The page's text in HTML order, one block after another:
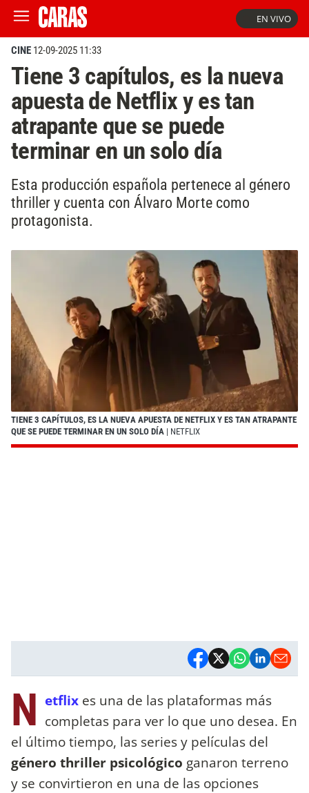
EN VIVO
CINE 12-09-2025 11:33
Tiene 3 capítulos, es la nueva
apuesta de Netflix y es tan
atrapante que se puede
terminar en un solo día
Esta producción española pertenece al género
thriller y cuenta con Álvaro Morte como
protagonista.
TIENE 3 CAPÍTULOS, ES LA NUEVA APUESTA DE NETFLIX Y ES TAN ATRAPANTE
QUE SE PUEDE TERMINAR EN UN SOLO DÍA | NETFLIX
N etflix es una de las plataformas más
completas para ver lo que uno desea. En
el último tiempo, las series y películas del
género thriller psicológico ganaron terreno
y se convirtieron en una de las opciones